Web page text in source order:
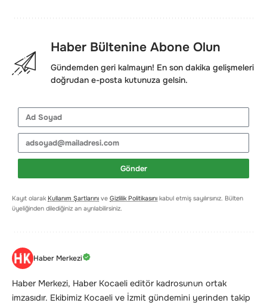
Haber Bültenine Abone Olun
Gündemden geri kalmayın! En son dakika gelişmeleri
doğrudan e-posta kutunuza gelsin.
Gönder
Kayıt olarak Kullanım Şartlarını ve Gizlilik Politikasını kabul etmiş sayılırsınız. Bülten
üyeliğinden dilediğiniz an ayrılabilirsiniz.
Haber Merkezi
Haber Merkezi, Haber Kocaeli editör kadrosunun ortak
imzasıdır. Ekibimiz Kocaeli ve İzmit gündemini yerinden takip